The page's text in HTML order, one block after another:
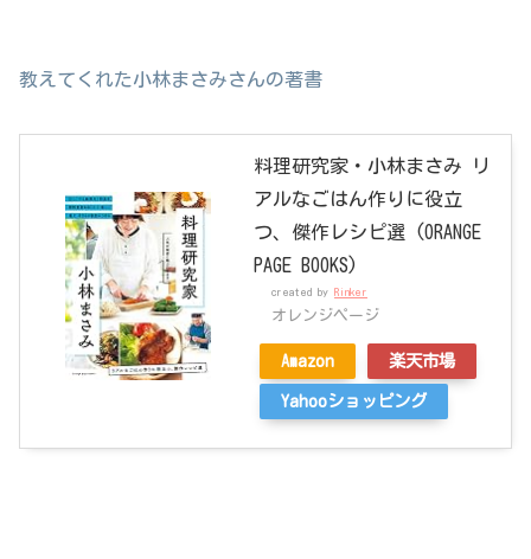
教えてくれた小林まさみさんの著書
料理研究家・小林まさみ リ
アルなごはん作りに役立
つ、傑作レシピ選 (ORANGE
PAGE BOOKS)
created by Rinker
オレンジページ
Amazon 楽天市場
Yahooショッピング